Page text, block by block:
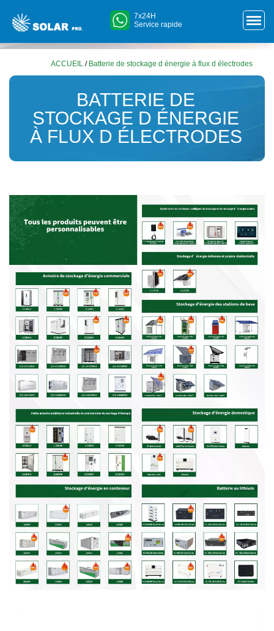
7x24H
Service rapide
ACCUEIL / Batterie de stockage d énergie à flux d électrodes
BATTERIE DE
STOCKAGE D ÉNERGIE
À FLUX D ÉLECTRODES